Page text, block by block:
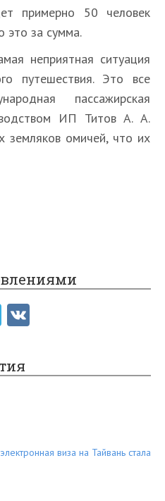
примерно 50 человек
это за сумма.
неприятная ситуация
путешествия. Это все
пассажирская
ИП Титов А. А.
земляков омичей, что их
виза на Тайвань стала